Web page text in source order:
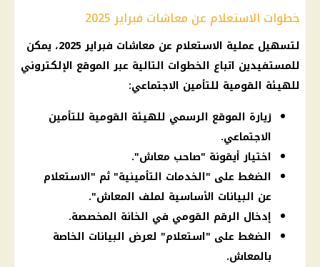
خطوات الاستعلام عن معاشات فبراير 2025
لتسهيل عملية الاستعلام عن معاشات
فبراير 2025، يمكن
للمستفيدين اتباع الخطوات التالية عبر الموقع الإلكتروني
للهيئة القومية للتأمين الاجتماعي:
زيارة الموقع الرسمي للهيئة القومية للتأمين
الاجتماعي.
اختيار أيقونة "صاحب معاش".
الضغط على "الخدمات التأمينية" ثم "الاستعلام
عن البيانات الأساسية لملف المعاش".
إدخال الرقم القومي في الخانة المخصصة.
الضغط على "استعلام" لعرض البيانات الخاصة
بالمعاش.